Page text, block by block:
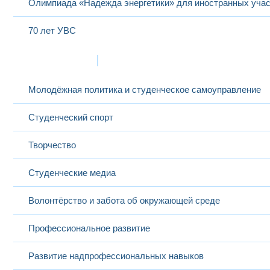
Олимпиада «Надежда энергетики» для иностранных
70 лет УВС
Молодёжная политика и студенческое самоуправление
Студенческий спорт
Творчество
Студенческие медиа
Волонтёрство и забота об окружающей среде
Профессиональное развитие
Развитие надпрофессиональных навыков